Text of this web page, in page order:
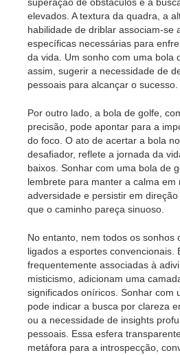
superação de obstáculos e a
elevados. A textura da quadra, a
habilidade de driblar associam-se
específicas necessárias para
da vida. Um sonho com uma bola
assim, sugerir a necessidade de
pessoais para alcançar o sucesso.
Por outro lado, a bola de golfe,
precisão, pode apontar para a
do foco. O ato de acertar a bola
desafiador, reflete a jornada da
baixos. Sonhar com uma bola de
lembrete para manter a calma em
adversidade e persistir em
que o caminho pareça sinuoso.
No entanto, nem todos os sonhos
ligados a esportes convencionais.
frequentemente associadas à
misticismo, adicionam uma
significados oníricos. Sonhar com
pode indicar a busca por clareza
ou a necessidade de insights
pessoais. Essa esfera
metáfora para a introspecção,